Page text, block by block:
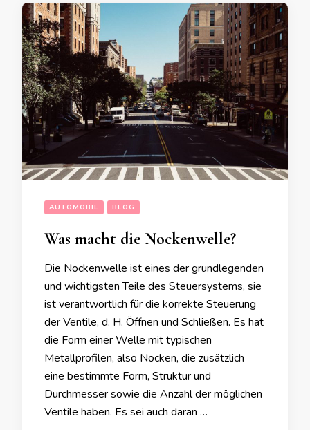
AUTOMOBIL BLOG
Was macht die Nockenwelle?
Die Nockenwelle ist eines der grundlegenden
und wichtigsten Teile des Steuersystems, sie
ist verantwortlich für die korrekte Steuerung
der Ventile, d. H. Öffnen und Schließen. Es hat
die Form einer Welle mit typischen
Metallprofilen, also Nocken, die zusätzlich
eine bestimmte Form, Struktur und
Durchmesser sowie die Anzahl der möglichen
Ventile haben. Es sei auch daran …